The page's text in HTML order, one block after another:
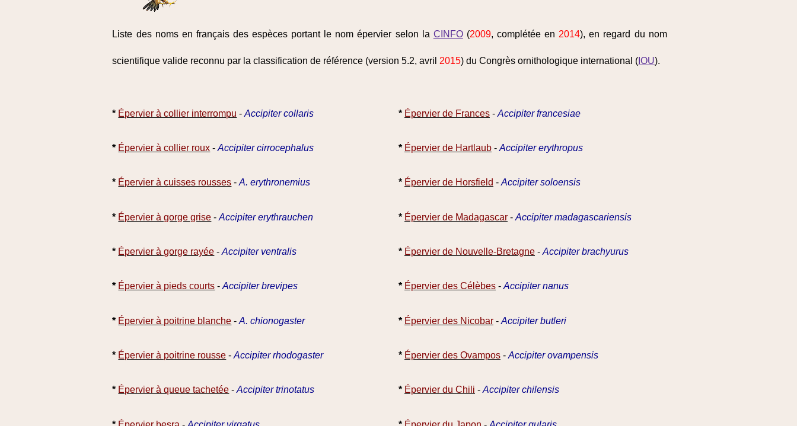
Liste des noms en français des espèces portant le nom épervier selon la CINFO(2009, complétée en 2014), en regard du nom
scientifique valide reconnu par la classification de référence (version 5.2, avril 2015) du Congrès ornithologique international ( IOU).
* Épervier à collier interrompu -Accipiter collaris
* Épervier à collier roux -Accipiter cirrocephalus
* Épervier à cuisses rousses -A. erythronemius
* Épervier à gorge grise -Accipiter erythrauchen
* Épervier à gorge rayée -Accipiter ventralis
* Épervier à pieds courts -Accipiter brevipes
* Épervier à poitrine blanche -A. chionogaster
* Épervier à poitrine rousse -Accipiter rhodogaster
* Épervier à queue tachetée -Accipiter trinotatus
* Épervier de Frances - Accipiter francesiae
* Épervier de Hartlaub - Accipiter erythropus
* Épervier de Horsfield - Accipiter soloensis
* Épervier de Madagascar - Accipiter madagascariensis
* Épervier de Nouvelle-Bretagne - Accipiter brachyurus
* Épervier des Célèbes - Accipiter nanus
* Épervier des Nicobar - Accipiter butleri
* Épervier des Ovampos - Accipiter ovampensis
* Épervier du Chili - Accipiter chilensis